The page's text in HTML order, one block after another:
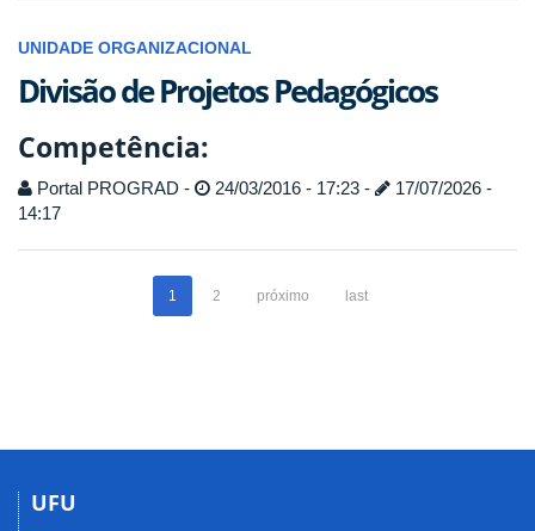
UNIDADE ORGANIZACIONAL
Divisão de Projetos Pedagógicos
Competência:
Portal PROGRAD - 24/03/2016 - 17:23 -
17/07/2026 -
14:17
1 2 próximo last
UFU